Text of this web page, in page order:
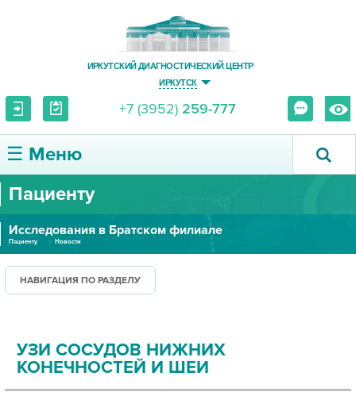
ИРКУТСКИЙ ДИАГНОСТИЧЕСКИЙ ЦЕНТР
ИРКУТСК
+7 (3952) 259-777
☰ Меню
О ЦЕНТРЕ
УСЛУГИ И ЦЕНЫ
ПАЦИЕНТУ
ПРАВОВАЯ ИНФОРМАЦИЯ
Пациенту
Исследования в Братском филиале
Пациенту Новости
НАВИГАЦИЯ ПО РАЗДЕЛУ
УЗИ СОСУДОВ НИЖНИХ
КОНЕЧНОСТЕЙ И ШЕИ